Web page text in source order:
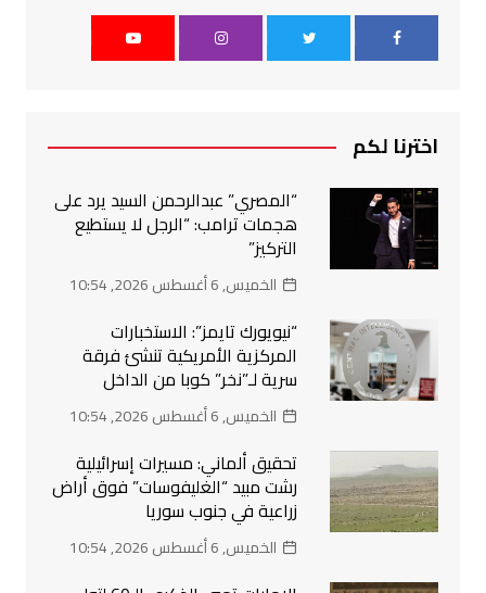
اخترنا لكم
“المصري” عبدالرحمن السيد يرد على
هجمات ترامب: “الرجل لا يستطيع
التركيز”
الخميس, 6 أغسطس 2026, 10:54
“نيويورك تايمز”: الاستخبارات
المركزية الأمريكية تنشئ فرقة
سرية لـ”نخر” كوبا من الداخل
الخميس, 6 أغسطس 2026, 10:54
تحقيق ألماني: مسيرات إسرائيلية
رشت مبيد “الغليفوسات” فوق أراض
زراعية في جنوب سوريا
الخميس, 6 أغسطس 2026, 10:54